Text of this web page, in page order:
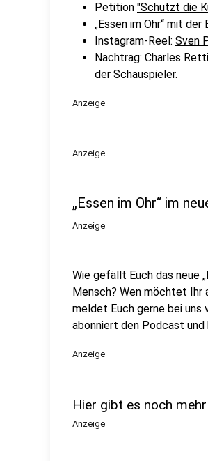
Petition "Schützt die
„Essen im Ohr“ mit der
Instagram-Reel: Sven
Nachtrag: Charles
der Schauspieler.
Anzeige
Anzeige
„Essen im Ohr“ im
Anzeige
Wie gefällt Euch das neue
Mensch? Wen möchtet Ihr
meldet Euch gerne bei uns
abonniert den Podcast
Anzeige
Hier gibt es noch
Anzeige